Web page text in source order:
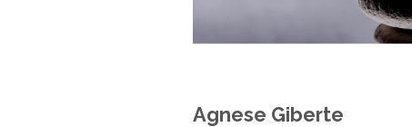
Agnese Giberte